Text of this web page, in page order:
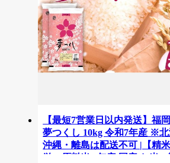
【最短7営業日以内発送】福
夢つくし 10kg 令和7年産 ※北
沖縄・離島は配送不可 |【精
単一原料米 7年産 国産 お米